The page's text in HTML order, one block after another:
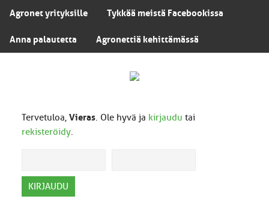
Agronet yrityksille Tykkää meistä Facebookissa
Anna palautetta Agronettiä kehittämässä
Tervetuloa, Vieras. Ole hyvä ja kirjaudu tai
rekisteröidy.